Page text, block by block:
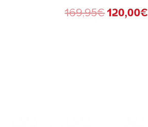
169,95€Original
120,00€